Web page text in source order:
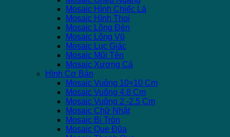
Mosaic Hình Chiếc Lá
Mosaic Hình Thoi
Mosaic Lồng Đèn
Mosaic Lông Vũ
Mosaic Lục Giác
Mosaic Mũi Tên
Mosaic Xương Cá
Hình Cơ Bản
Mosaic Vuông 10×10 Cm
Mosaic Vuông 4.8 Cm
Mosaic Vuông 2 -2.5 Cm
Mosaic Chữ Nhật
Mosaic Bi Tròn
Mosaic Que Đũa